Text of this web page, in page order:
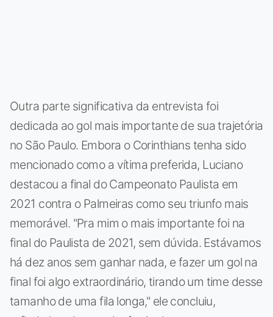
Outra parte significativa da entrevista foi
dedicada ao gol mais importante de sua trajetória
no São Paulo. Embora o Corinthians tenha sido
mencionado como a vítima preferida, Luciano
destacou a final do Campeonato Paulista em
2021 contra o Palmeiras como seu triunfo mais
memorável. "Pra mim o mais importante foi na
final do Paulista de 2021, sem dúvida. Estávamos
há dez anos sem ganhar nada, e fazer um gol na
final foi algo extraordinário, tirando um time desse
tamanho de uma fila longa," ele concluiu,